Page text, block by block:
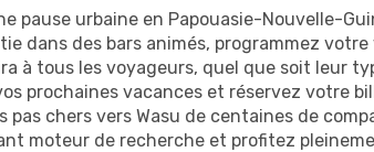
pause urbaine en Papouasie-Nouvelle-
dans des bars animés, programmez
à tous les voyageurs, quel que soit leur
prochaines vacances et réservez votre
chers vers Wasu de centaines de
moteur de recherche et profitez